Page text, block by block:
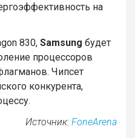
на
830, Samsung будет
процессоров
Чипсет
конкурента,
Источник: FoneArena